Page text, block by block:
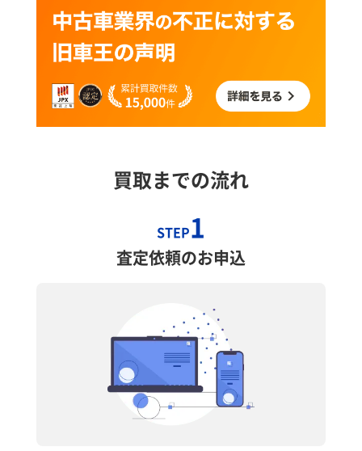
買取までの流れ
STEP1
査定依頼のお申込